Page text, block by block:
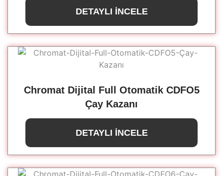
DETAYLI İNCELE
Chromat Dijital Full Otomatik CDFO5
Çay Kazanı
DETAYLI İNCELE